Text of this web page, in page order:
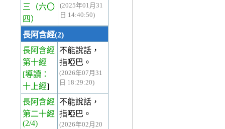
三
（六〇
四）
(2025年01月31
日 14:40:50)
長阿含經(2)
長阿含經
第十經
[導讀：
十上經]
不能說話，
指啞巴。
(2026年07月31
日 18:29:20)
長阿含經
第二十經
(2/4)
不能說話，
指啞巴。
(2026年02月20